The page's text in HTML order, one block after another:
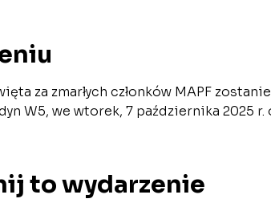
za zmarłych członków MAPF
W5, we wtorek, 7 października 2025 r.
to wydarzenie